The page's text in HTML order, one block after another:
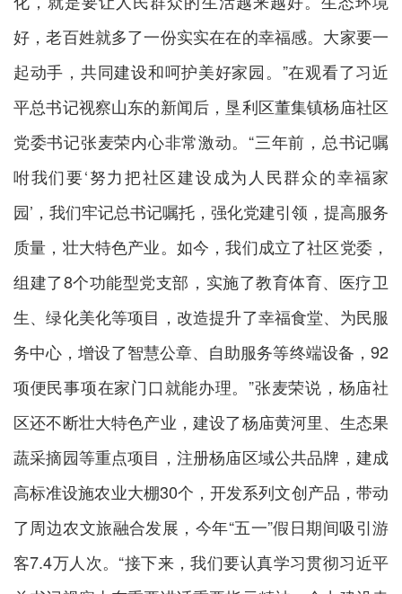
好，老百姓就多了一份实实在在的幸福感。大家要一
起动手，共同建设和呵护美好家园。”在观看了习近
平总书记视察山东的新闻后，垦利区董集镇杨庙社区
党委书记张麦荣内心非常激动。“三年前，总书记嘱
咐我们要‘努力把社区建设成为人民群众的幸福家
园’，我们牢记总书记嘱托，强化党建引领，提高服务
质量，壮大特色产业。如今，我们成立了社区党委，
组建了8个功能型党支部，实施了教育体育、医疗卫
生、绿化美化等项目，改造提升了幸福食堂、为民服
务中心，增设了智慧公章、自助服务等终端设备，92
项便民事项在家门口就能办理。”张麦荣说，杨庙社
区还不断壮大特色产业，建设了杨庙黄河里、生态果
蔬采摘园等重点项目，注册杨庙区域公共品牌，建成
高标准设施农业大棚30个，开发系列文创产品，带动
了周边农文旅融合发展，今年“五一”假日期间吸引游
客7.4万人次。“接下来，我们要认真学习贯彻习近平